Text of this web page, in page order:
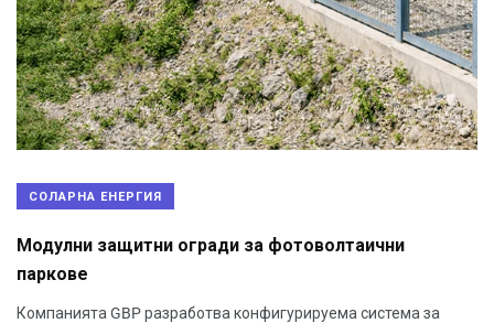
СОЛАРНА ЕНЕРГИЯ
Модулни защитни огради за фотоволтаични
паркове
Компанията GBP разработва конфигурируема система за